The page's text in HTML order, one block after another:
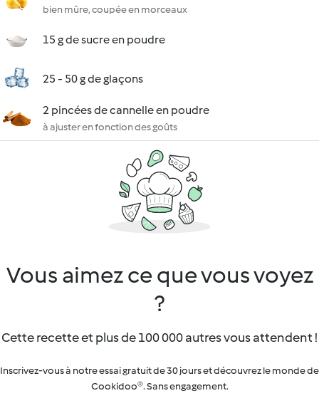
bien mûre, coupée en morceaux
15 g de sucre en poudre
25 - 50 g de glaçons
2 pincées de cannelle en poudre
à ajuster en fonction des goûts
Vous aimez ce que vous voyez
?
Cette recette et plus de 100 000 autres vous attendent !
Inscrivez-vous à notre essai gratuit de 30 jours et découvrez le monde de
Cookidoo®. Sans engagement.